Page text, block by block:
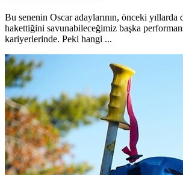
Bu senenin Oscar adaylarının, önceki yıllarda
hakettiğini savunabileceğimiz başka
kariyerlerinde. Peki hangi ...